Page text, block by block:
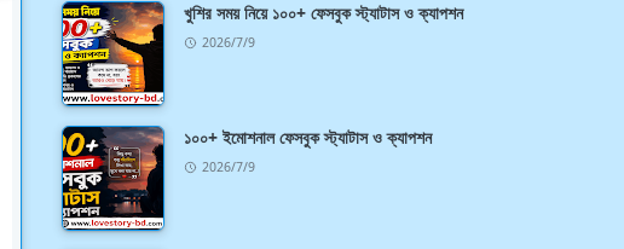
খুশির সময় নিয়ে ১০০+ ফেসবুক স্ট্যাটাস ও ক্যাপশন
2026/7/9
১০০+ ইমোশনাল ফেসবুক স্ট্যাটাস ও ক্যাপশন
2026/7/9